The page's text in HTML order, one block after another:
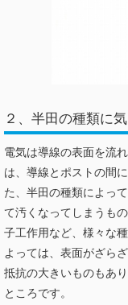
２、半田の種類に
電気は導線の表面を流
は、導線とポストの間
た、半田の種類によっ
て汚くなってしまうも
子工作用など、様々な
よっては、表面がざら
抵抗の大きいものもあ
ところです。